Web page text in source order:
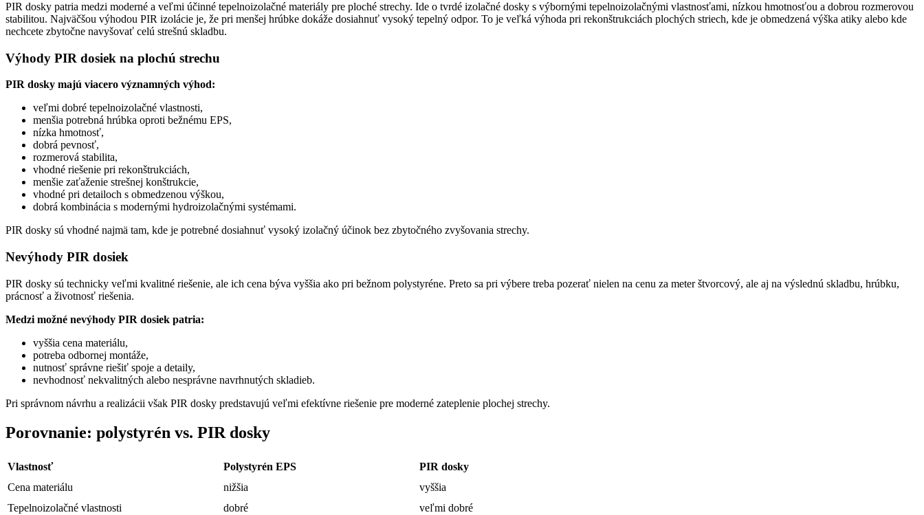
PIR dosky patria medzi moderné a veľmi účinné tepelnoizolačné materiály pre ploché strechy. Ide o tvrdé izolačné dosky s výbornými tepelnoizolačnými vlastnosťami, nízkou hmotnosťou a dobrou rozmerovou
stabilitou. Najväčšou výhodou PIR izolácie je, že pri menšej hrúbke dokáže dosiahnuť vysoký tepelný odpor. To je veľká výhoda pri rekonštrukciách plochých striech, kde je obmedzená výška atiky alebo kde
nechcete zbytočne navyšovať celú strešnú skladbu.
Výhody PIR dosiek na plochú strechu
PIR dosky majú viacero významných výhod:
veľmi dobré tepelnoizolačné vlastnosti,
menšia potrebná hrúbka oproti bežnému EPS,
nízka hmotnosť,
dobrá pevnosť,
rozmerová stabilita,
vhodné riešenie pri rekonštrukciách,
menšie zaťaženie strešnej konštrukcie,
vhodné pri detailoch s obmedzenou výškou,
dobrá kombinácia s modernými hydroizolačnými systémami.
PIR dosky sú vhodné najmä tam, kde je potrebné dosiahnuť vysoký izolačný účinok bez zbytočného zvyšovania strechy.
Nevýhody PIR dosiek
PIR dosky sú technicky veľmi kvalitné riešenie, ale ich cena býva vyššia ako pri bežnom polystyréne. Preto sa pri výbere treba pozerať nielen na cenu za meter štvorcový, ale aj na výslednú skladbu, hrúbku,
prácnosť a životnosť riešenia.
Medzi možné nevýhody PIR dosiek patria:
vyššia cena materiálu,
potreba odbornej montáže,
nutnosť správne riešiť spoje a detaily,
nevhodnosť nekvalitných alebo nesprávne navrhnutých skladieb.
Pri správnom návrhu a realizácii však PIR dosky predstavujú veľmi efektívne riešenie pre moderné zateplenie plochej strechy.
Porovnanie: polystyrén vs. PIR dosky
Vlastnosť Polystyrén EPS
PIR dosky
Cena materiálu
nižšia
vyššia
Tepelnoizolačné vlastnosti
dobré
veľmi dobré